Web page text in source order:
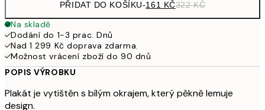
PŘIDAT DO KOŠÍKU-161 KČ322 KČ
Na skladě
Dodání do 1-3 prac. Dnů
Nad 1 299 Kč doprava zdarma.
Možnost vrácení zboží do 90 dnů
POPIS VÝROBKU
Plakát je vytištěn s bílým okrajem, který pěkně lemuje
design.